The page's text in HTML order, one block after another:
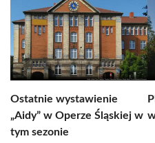
Ostatnie wystawienie
„Aidy” w Operze Śląskiej w
tym sezonie